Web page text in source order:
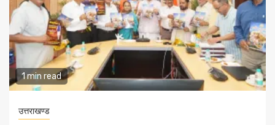
1 min read
उत्तराखण्ड